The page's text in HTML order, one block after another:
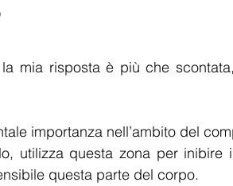
mia risposta è più che
importanza nell’ambito del
utilizza questa zona per inibire
questa parte del corpo.